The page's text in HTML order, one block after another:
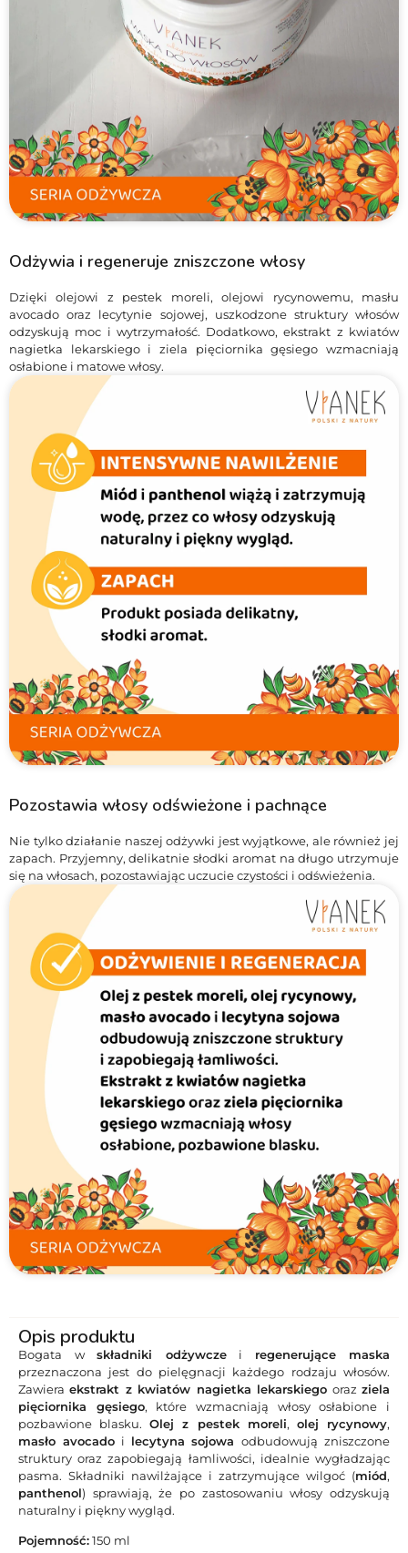
Odżywia i regeneruje zniszczone włosy
Dzięki olejowi z pestek moreli, olejowi rycynowemu, masłu
avocado oraz lecytynie sojowej, uszkodzone struktury włosów
odzyskują moc i wytrzymałość. Dodatkowo, ekstrakt z kwiatów
nagietka lekarskiego i ziela pięciornika gęsiego wzmacniają
osłabione i matowe włosy.
Pozostawia włosy odświeżone i pachnące
Nie tylko działanie naszej odżywki jest wyjątkowe, ale również jej
zapach. Przyjemny, delikatnie słodki aromat na długo utrzymuje
się na włosach, pozostawiając uczucie czystości i odświeżenia.
Opis produktu
Bogata w składniki odżywczei regenerujące maska
przeznaczona jest do pielęgnacji każdego rodzaju włosów.
Zawieraekstrakt z kwiatów nagietka lekarskiego orazziela
pięciornika gęsiego, które wzmacniają włosy osłabione i
pozbawione blasku.Olej z pestek moreli, olej rycynowy,
masło avocadoi lecytyna sojowaodbudowują zniszczone
struktury oraz zapobiegają łamliwości, idealnie wygładzając
pasma. Składniki nawilżające i zatrzymujące wilgoć (miód,
panthenol) sprawiają, że po zastosowaniu włosy odzyskują
naturalny i piękny wygląd.
Pojemność:150 ml